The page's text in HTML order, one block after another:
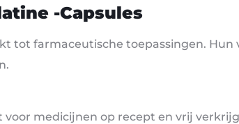
-capsules
tot farmaceutische toepassingen. Hun
voor medicijnen op recept en vrij